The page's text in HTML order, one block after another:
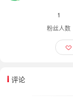
1
粉丝人数
评论